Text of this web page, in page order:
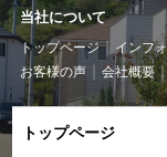
当社について
トップページ インフ
お客様の声
会社概要
トップページ